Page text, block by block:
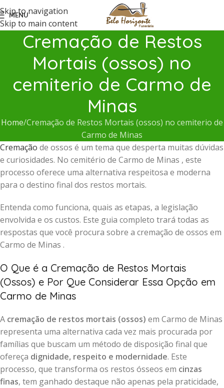
Skip to navigation
Skip to main content
MENU
Cremação de Restos
Mortais (ossos) no
cemiterio de Carmo de
Minas
Home Cremação de Restos Mortais (ossos) no cemiterio de
Carmo de Minas
Cremação de ossos é um tema que desperta muitas dúvidas
e curiosidades. No cemitério de Carmo de Minas , este
processo oferece uma alternativa respeitosa e moderna
para o destino final dos restos mortais.
Entenda como funciona, quais as etapas, a legislação
envolvida e os custos. Este guia completo trará todas as
respostas que você procura sobre a cremação de ossos em
Carmo de Minas .
O Que é a Cremação de Restos Mortais
(Ossos) e Por Que Considerar Essa Opção em
Carmo de Minas
A cremação de restos mortais (ossos) em Carmo de Minas
representa uma alternativa cada vez mais procurada por
famílias que buscam um método de disposição final que
ofereça dignidade, respeito e modernidade. Este
processo, que transforma os restos ósseos em cinzas
finas, tem ganhado destaque não apenas pela praticidade,